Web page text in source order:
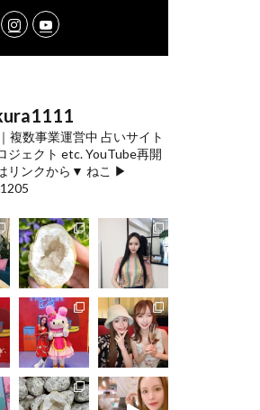
複数事業運営中 占いサイト
ジェクト etc.YouTube再開
リンクから▼ ねこ ▶︎